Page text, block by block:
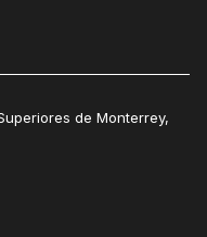
de Monterrey,